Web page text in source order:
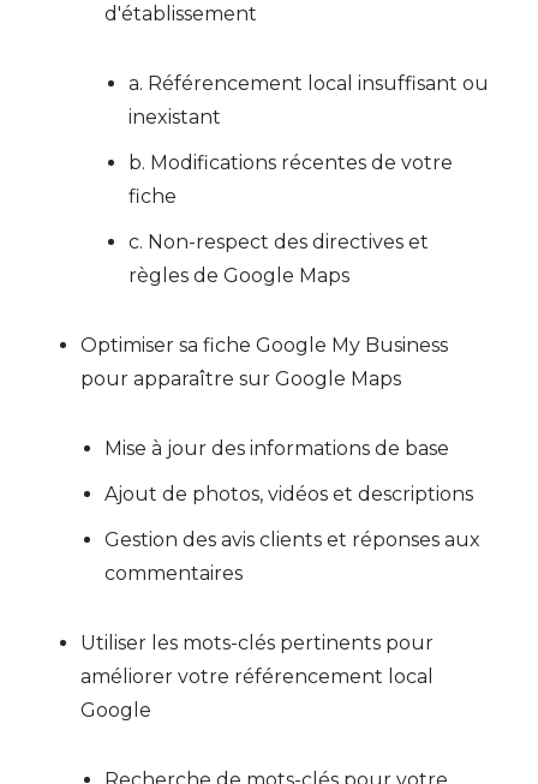
d'établissement
a. Référencement local insuffisant ou
inexistant
b. Modifications récentes de votre
fiche
c. Non-respect des directives et
règles de Google Maps
Optimiser sa fiche Google My Business
pour apparaître sur Google Maps
Mise à jour des informations de base
Ajout de photos, vidéos et descriptions
Gestion des avis clients et réponses aux
commentaires
Utiliser les mots-clés pertinents pour
améliorer votre référencement local
Google
Recherche de mots-clés pour votre